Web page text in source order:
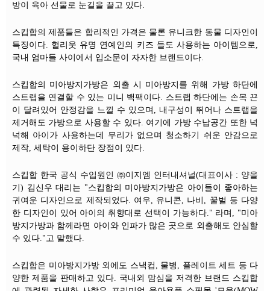
방이 육아 선물로 눈길을 끌고 있다.
스킵합의 제품들은 합리적인 가격은 물론 유니크한 동물 디자인이
특징이다. 헐리웃 유명 연예인의 키즈 들도 사용하는 아이템으로,
국내 엄마들 사이에서 입소문이 자자한 브랜드이다.
스킵합의 미아방지가방은 외출 시 미아방지를 위해 가방 하단에
스트랩을 연결할 수 있는 미니 백팩이다. 스트랩 하단에는 손목 끈
이 달려있어 안정감을 느낄 수 있으며, 내구성이 뛰어나 스트랩을
제거해도 가방으로 사용할 수 있다. 여기에 가방 수납공간 또한 넉
넉해 아이가 사용하는데 무리가 없으며 청소하기 쉬운 안감으로
제작, 세탁이 용이하단 장점이 있다.
스킵합 한국 공식 수입원인 ㈜이지엠 인터내셔널(대표이사 : 양을
기) 김신우 대리는 "스킵합의 미아방지가방은 아이들이 좋아하는
귀여운 디자인으로 제작되었다. 여우, 유니콘, 나비, 꿀벌 등 다양
한 디자인이 있어 아이의 취향대로 선택이 가능하다." 라며, "미아
방지가방과 함께라면 아이와 인파가 많은 곳으로 외출해도 안심할
수 있다."고 말했다.
스킵합은 미아방지가방 외에도 스낵컵, 물병, 플레이트 세트 등 다
양한 제품을 판매하고 있다. 국내외 맘심을 저격한 브랜드 스킵합